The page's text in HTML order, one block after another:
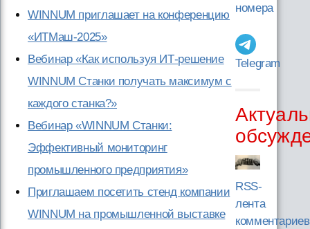
WINNUM приглашает на конференцию
«ИТМаш-2025»
Вебинар «Как используя ИТ-решение
WINNUM Станки получать максимум с
каждого станка?»
Вебинар «WINNUM Станки:
Эффективный мониторинг
промышленного предприятия»
Приглашаем посетить стенд компании
WINNUM на промышленной выставке
номера
Telegram
RSS-
лента
комментариев